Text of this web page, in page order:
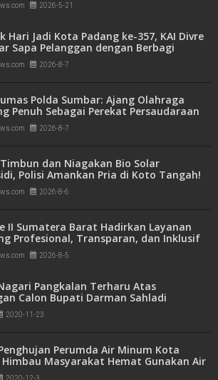
2026-5-21
Hari Jadi Kota Padang ke-357, KAI Divre
Sapa Pelanggan dengan Berbagi
di Stasiun Padang
2026-8-7
Polda Sumbar: Ajang Olahraga
Penuh Sebagai Perekat Persaudaraan
2026-8-7
dan Niagakan Bio Solar
Polisi Amankan Pria di Koto Tangah!
BBM Disita
2026-8-6
II Sumatera Barat Hadirkan Layanan
Profesional, Transparan, dan Inklusif
Akses Informasi Publik
2026-8-5
Pangkalan Terharu Atas
Calon Bupati Darman Sahladi
2020-11-23
Perumda Air Minum Kota
Himbau Masyarakat Hemat Gunakan Air
2020-12-3